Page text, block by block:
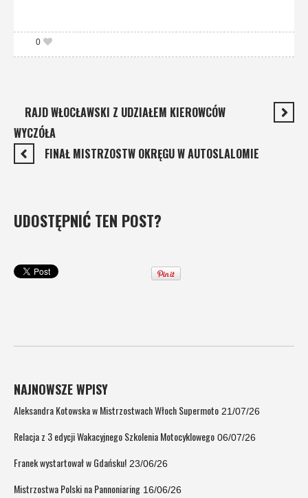
0
RAJD WŁOCŁAWSKI Z UDZIAŁEM KIEROWCÓW
WYCZÓŁA
FINAŁ MISTRZOSTW OKRĘGU W AUTOSLALOMIE
UDOSTĘPNIĆ TEN POST?
NAJNOWSZE WPISY
Aleksandra Kotowska w Mistrzostwach Włoch Supermoto 21/07/26
Relacja z 3 edycji Wakacyjnego Szkolenia Motocyklowego 06/07/26
Franek wystartował w Gdańsku! 23/06/26
Mistrzostwa Polski na Pannoniaring 16/06/26